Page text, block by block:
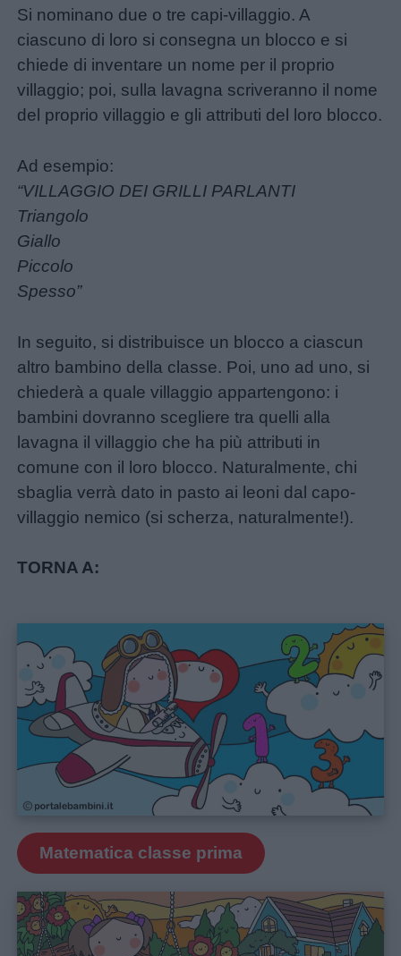
Si nominano due o tre capi-villaggio. A
ciascuno di loro si consegna un blocco e si
chiede di inventare un nome per il proprio
villaggio; poi, sulla lavagna scriveranno il nome
del proprio villaggio e gli attributi del loro blocco.
Ad esempio:
“VILLAGGIO DEI GRILLI PARLANTI
Triangolo
Giallo
Piccolo
Spesso”
In seguito, si distribuisce un blocco a ciascun
altro bambino della classe. Poi, uno ad uno, si
chiederà a quale villaggio appartengono: i
bambini dovranno scegliere tra quelli alla
lavagna il villaggio che ha più attributi in
comune con il loro blocco. Naturalmente, chi
sbaglia verrà dato in pasto ai leoni dal capo-
villaggio nemico (si scherza, naturalmente!).
TORNA A:
Matematica classe prima